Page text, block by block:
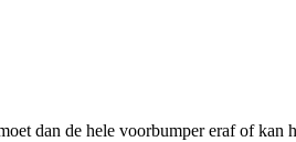
dan de hele voorbumper eraf of kan